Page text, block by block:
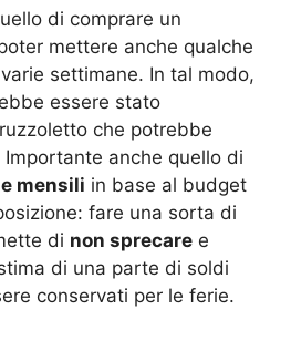
di comprare un
mettere anche qualche
settimane. In tal modo,
essere stato
che potrebbe
anche quello di
mensili in base al budget
fare una sorta di
di non sprecare e
di una parte di soldi
conservati per le ferie.